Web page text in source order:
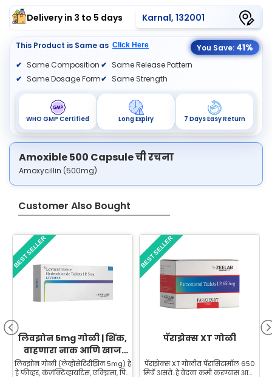
Delivery in 3 to 5 days Karnal, 132001
This Product is Same as Click Here You Save: 41%
Same Composition
Same Dosage Form
Same Release Pattern
Same Strength
WHO GMP Certified Long Expiry 7 Days Easy Return
Amoxible 500 Capsule ची रचना
Amoxycillin (500mg)
Customer Also Bought
लिवझोन 5mg गोळी | शिंक,
वाहणारा नाक आणि खाज
कमी करण्यासाठी अँटी-
अॅलर्जी
लिवझोन गोळी (लेव्होसेटिरीझिन 5mg) हे
हे फीव्हर, कंजंक्टिव्हायटिस, एक्झिमा, पित्त
BEST SELLER
पॅराझेक्स XT गोळी
पॅराझेक्स XT गोळीत पॅरासिटामॉल 650
मिग्रॅ असते. हे वेदना कमी करण्यास आणि
BEST SELLER